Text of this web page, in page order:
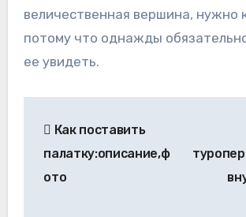
величественная вершина, нужно
потому что однажды
ее увидеть.
по
записям
Как поставить
палатку:описание,ф
ото